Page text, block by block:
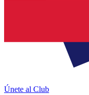
Únete al Club